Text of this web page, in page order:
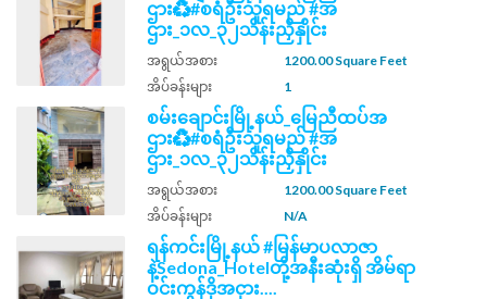
ဌား♻️#စရံဦးသူရမည် #အ
ဌား_၁လ_၃၂သိန်းညှိနှိုင်း
အရွယ်အစား
1200.00 Square Feet
အိပ်ခန်းများ
1
စမ်းချောင်းမြို့နယ်_မြေညီထပ်အ
ဌား♻️#စရံဦးသူရမည် #အ
ဌား_၁လ_၃၂သိန်းညှိနှိုင်း
အရွယ်အစား
1200.00 Square Feet
အိပ်ခန်းများ
N/A
ရန်ကင်းမြို့နယ် #မြန်မာပလာဇာ
နဲ့Sedona_Hotelတို့အနီးဆုံးရှိ အိမ်ရာ
ဝင်းကွန်ဒိုအငှား....